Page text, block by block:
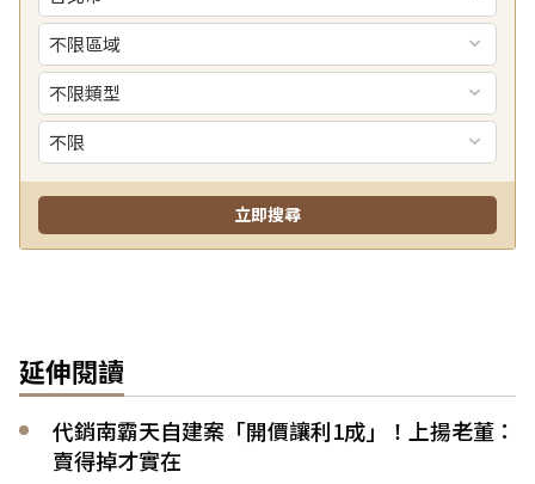
延伸閱讀
代銷南霸天自建案「開價讓利1成」！上揚老董：
賣得掉才實在